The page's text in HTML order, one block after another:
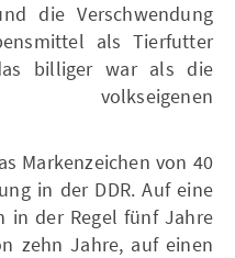
die Verschwendung
als Tierfutter
billiger war als die
volkseigenen
Markenzeichen von 40
in der DDR. Auf eine
in der Regel fünf Jahre
zehn Jahre, auf einen